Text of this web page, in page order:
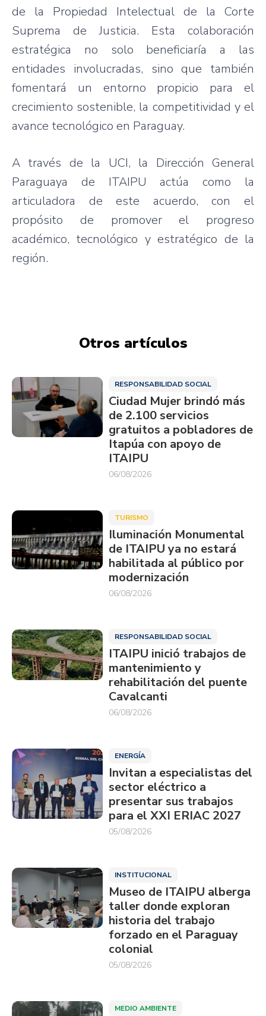
de la Propiedad Intelectual de la Corte
Suprema de Justicia. Esta colaboración
estratégica no solo beneficiaría a las
entidades involucradas, sino que también
fomentará un entorno propicio para el
crecimiento sostenible, la competitividad y el
avance tecnológico en Paraguay.
A través de la UCI, la Dirección General
Paraguaya de ITAIPU actúa como la
articuladora de este acuerdo, con el
propósito de promover el progreso
académico, tecnológico y estratégico de la
región.
Otros artículos
RESPONSABILIDAD SOCIAL
Ciudad Mujer brindó más
de 2.100 servicios
gratuitos a pobladores de
Itapúa con apoyo de
ITAIPU
06/08/2026
TURISMO
Iluminación Monumental
de ITAIPU ya no estará
habilitada al público por
modernización
06/08/2026
RESPONSABILIDAD SOCIAL
ITAIPU inició trabajos de
mantenimiento y
rehabilitación del puente
Cavalcanti
06/08/2026
ENERGÍA
Invitan a especialistas del
sector eléctrico a
presentar sus trabajos
para el XXI ERIAC 2027
05/08/2026
INSTITUCIONAL
Museo de ITAIPU alberga
taller donde exploran
historia del trabajo
forzado en el Paraguay
colonial
05/08/2026
MEDIO AMBIENTE